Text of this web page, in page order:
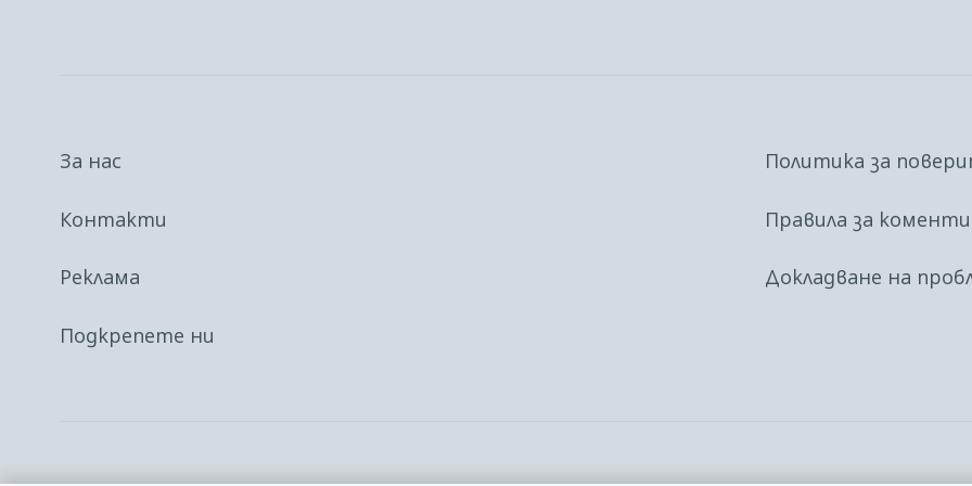
За нас
Контакти
Реклама
Подкрепете ни
Политика за
Правила за
Докладване на